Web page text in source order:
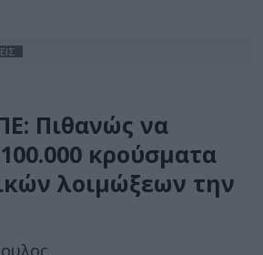
Πιθανώς να
κρούσματα
λοιμώξεων την